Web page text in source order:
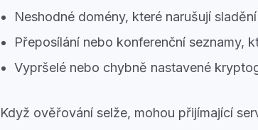
Neshodné domény, které narušují
Přeposílání nebo konferenční seznamy,
Vypršelé nebo chybně nastavené
Když ověřování selže, mohou přijímající